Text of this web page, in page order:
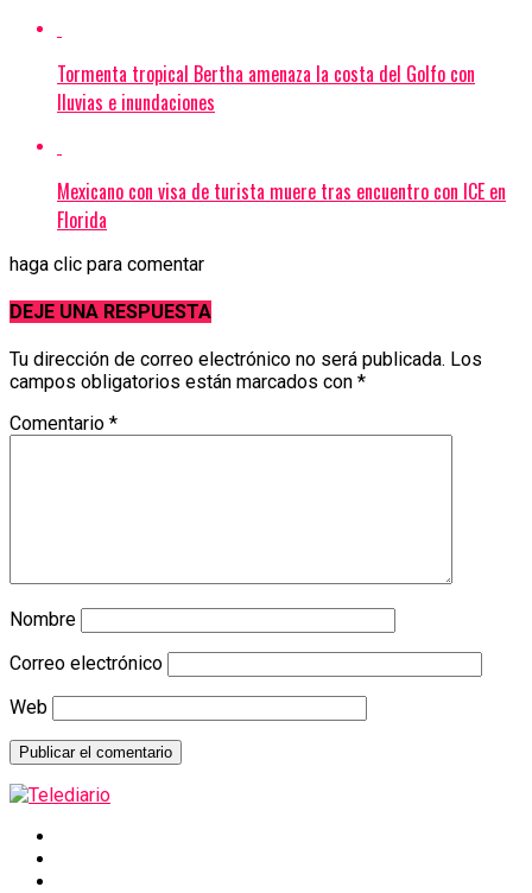
Tormenta tropical Bertha amenaza la costa del Golfo con
lluvias e inundaciones
Mexicano con visa de turista muere tras encuentro con ICE en
Florida
haga clic para comentar
DEJE UNA RESPUESTA
Tu dirección de correo electrónico no será publicada. Los
campos obligatorios están marcados con *
Comentario *
Nombre
Correo electrónico
Web